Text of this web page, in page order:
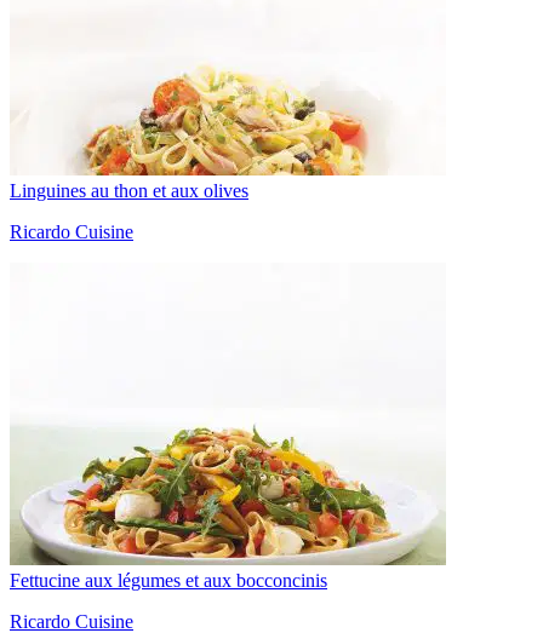
Linguines au thon et aux olives
Ricardo Cuisine
Fettucine aux légumes et aux bocconcinis
Ricardo Cuisine